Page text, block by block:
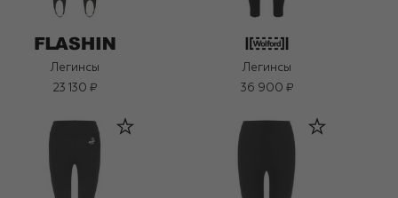
Легинсы
23 130 ₽
Легинсы
36 900 ₽